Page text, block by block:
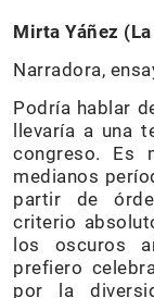
Mirta Yáñez
Narradora,
Podría hablar
llevaría a una
congreso. Es
medianos
partir de
criterio
los oscuros
prefiero
por la